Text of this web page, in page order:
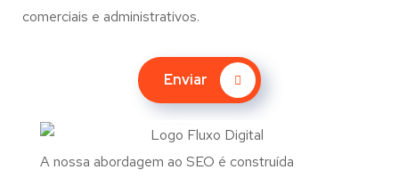
comerciais e administrativos.
Enviar
A nossa abordagem ao SEO é construída